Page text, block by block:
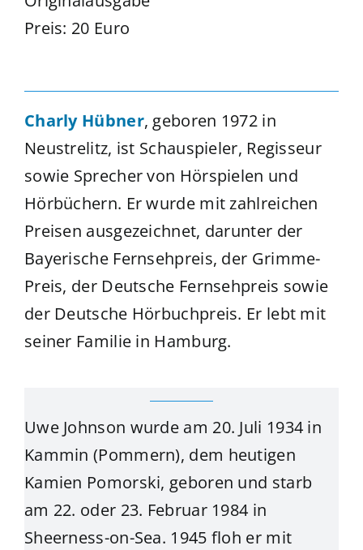
Preis: 20 Euro
Charly Hübner, geboren 1972 in
Neustrelitz, ist Schauspieler, Regisseur
sowie Sprecher von Hörspielen und
Hörbüchern. Er wurde mit zahlreichen
Preisen ausgezeichnet, darunter der
Bayerische Fernsehpreis, der Grimme-
Preis, der Deutsche Fernsehpreis sowie
der Deutsche Hörbuchpreis. Er lebt mit
seiner Familie in Hamburg.
Uwe Johnson wurde am 20. Juli 1934 in
Kammin (Pommern), dem heutigen
Kamien Pomorski, geboren und starb
am 22. oder 23. Februar 1984 in
Sheerness-on-Sea. 1945 floh er mit